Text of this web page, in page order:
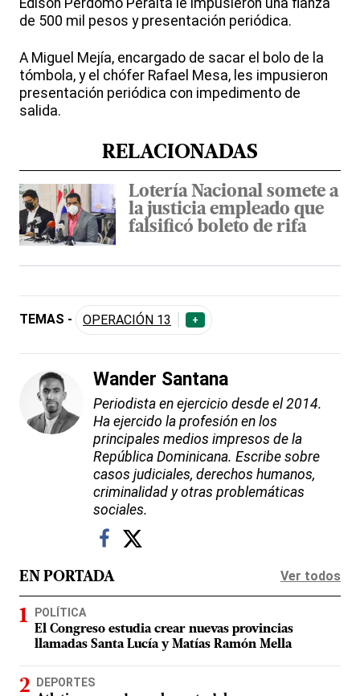
de 500 mil pesos y presentación periódica.
A Miguel Mejía, encargado de sacar el bolo de la
tómbola, y el chófer Rafael Mesa, les impusieron
presentación periódica con impedimento de
salida.
RELACIONADAS
Lotería Nacional somete a
la justicia empleado que
falsificó boleto de rifa
TEMAS - OPERACIÓN 13 +
Wander Santana
Periodista en ejercicio desde el 2014.
Ha ejercido la profesión en los
principales medios impresos de la
República Dominicana. Escribe sobre
casos judiciales, derechos humanos,
criminalidad y otras problemáticas
sociales.
EN PORTADA Ver todos
POLÍTICA
El Congreso estudia crear nuevas provincias
llamadas Santa Lucía y Matías Ramón Mella
DEPORTES